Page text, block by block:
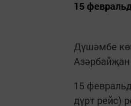
15
Дүшәмбе
15
дүрт рейс)